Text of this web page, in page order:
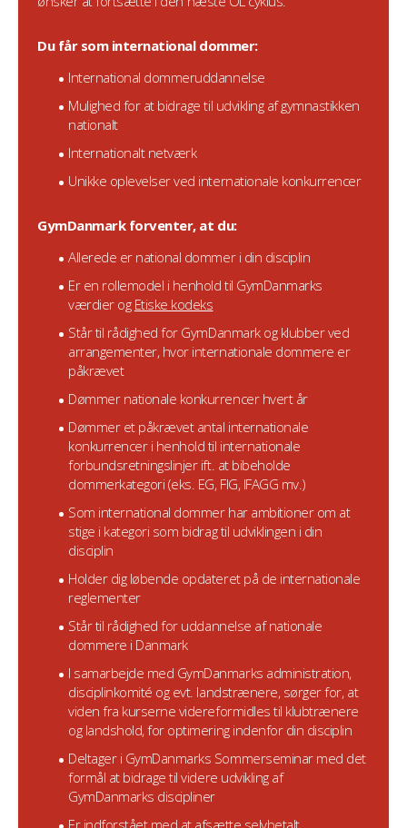
Du får som international dommer:
International dommeruddannelse
Mulighed for at bidrage til udvikling af gymnastikken
nationalt
Internationalt netværk
Unikke oplevelser ved internationale konkurrencer
GymDanmark forventer, at du:
Allerede er national dommer i din disciplin
Er en rollemodel i henhold til GymDanmarks
værdier og Etiske kodeks
Står til rådighed for GymDanmark og klubber ved
arrangementer, hvor internationale dommere er
påkrævet
Dømmer nationale konkurrencer hvert år
Dømmer et påkrævet antal internationale
konkurrencer i henhold til internationale
forbundsretningslinjer ift. at bibeholde
dommerkategori (eks. EG, FIG, IFAGG mv.)
Som international dommer har ambitioner om at
stige i kategori som bidrag til udviklingen i din
disciplin
Holder dig løbende opdateret på de internationale
reglementer
Står til rådighed for uddannelse af nationale
dommere i Danmark
I samarbejde med GymDanmarks administration,
disciplinkomité og evt. landstrænere, sørger for, at
viden fra kurserne videreformidles til klubtrænere
og landshold, for optimering indenfor din disciplin
Deltager i GymDanmarks Sommerseminar med det
formål at bidrage til videre udvikling af
GymDanmarks discipliner
Er indforstået med at afsætte selvbetalt